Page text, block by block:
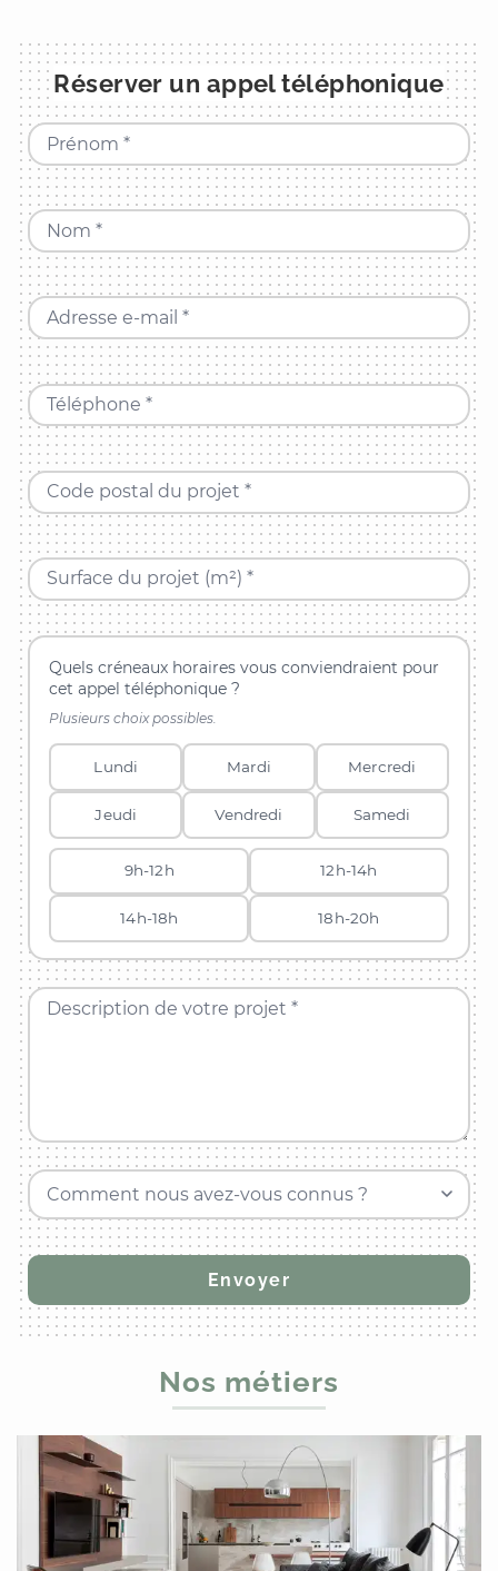
Réserver un appel téléphonique
Prénom *
Nom *
Adresse e-mail *
Téléphone *
Code postal du projet *
Surface du projet (m²) *
Quels créneaux horaires vous conviendraient pour
cet appel téléphonique ?
Plusieurs choix possibles.
Lundi Mardi Mercredi
Jeudi Vendredi Samedi
9h-12h 12h-14h
14h-18h 18h-20h
Description de votre projet *
Comment nous avez-vous connus ?
Nos métiers